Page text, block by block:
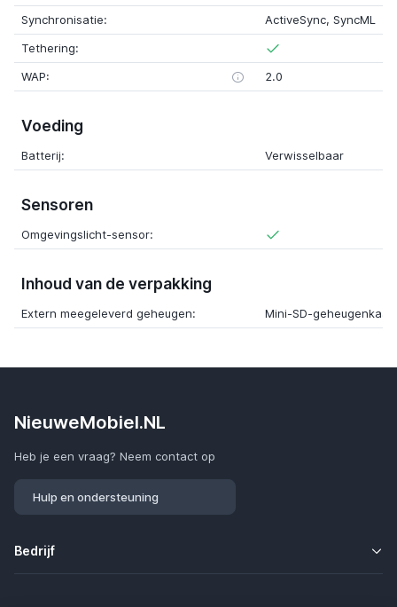
Synchronisatie:
ActiveSync, SyncML
Tethering:
WAP:
2.0
Voeding
Batterij: Verwisselbaar
Sensoren
Omgevingslicht-sensor:
Inhoud van de verpakking
Extern meegeleverd geheugen: Mini-SD-geheugenkaart
NieuweMobiel.NL
Heb je een vraag? Neem contact op
Hulp en ondersteuning
Bedrijf